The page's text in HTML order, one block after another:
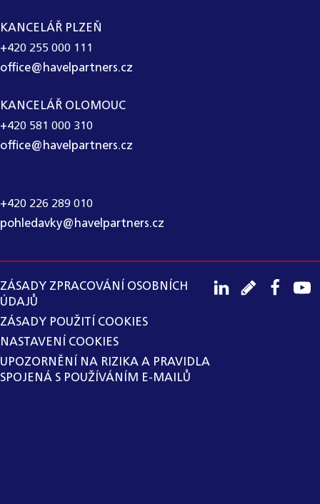
KANCELÁŘ PLZEŇ
+420 255 000 111
office@havelpartners.cz
KANCELÁŘ OLOMOUC
+420 581 000 310
office@havelpartners.cz
+420 226 289 010
pohledavky@havelpartners.cz
ZÁSADY ZPRACOVÁNÍ OSOBNÍCH
ÚDAJŮ
ZÁSADY POUŽITÍ COOKIES
NASTAVENÍ COOKIES
UPOZORNĚNÍ NA RIZIKA A PRAVIDLA
SPOJENÁ S POUŽÍVÁNÍM E-MAILŮ